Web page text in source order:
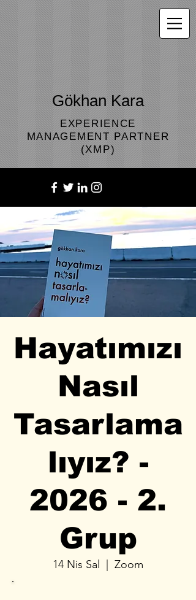
Gökhan Kara
EXPERIENCE
MANAGEMENT PARTNER
(XMP)
Hayatımızı
Nasıl
Tasarlama
lıyız? -
2026 - 2.
Grup
14 Nis Sal Zoom